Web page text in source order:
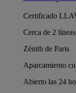
Certificado
Cerca de 2
Zénith de Paris
Aparcamiento
Abierto las 24